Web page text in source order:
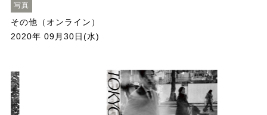
写真
その他（オンライン）
2020年 09月30日(水)